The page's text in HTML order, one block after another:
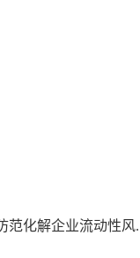
范化解企业流动性风